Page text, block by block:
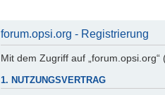
forum.opsi.org - Registrierung
Mit dem Zugriff auf
1. NUTZUNGSVERTRAG